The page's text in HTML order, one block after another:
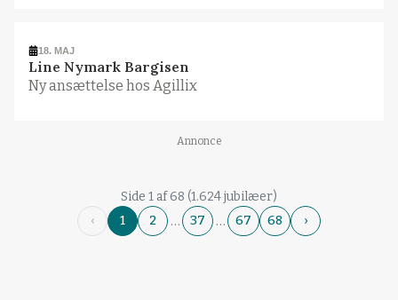
18. MAJ
Line Nymark Bargisen
Ny ansættelse hos Agillix
Annonce
Side 1 af 68 (1.624 jubilæer)
‹
1 2 … 37 … 67 68 ›